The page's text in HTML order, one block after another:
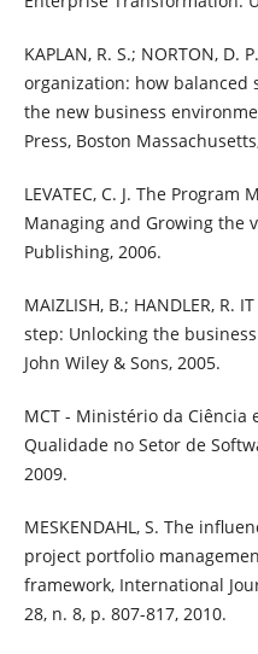
KAPLAN, R. S.; NORTON, D.
organization: how balanced
the new business
Press, Boston
LEVATEC, C. J. The
Managing and Growing the
Publishing, 2006.
MAIZLISH, B.; HANDLER,
step: Unlocking the
John Wiley & Sons, 2005.
MCT - Ministério da Ciência
Qualidade no Setor de
2009.
MESKENDAHL, S. The
project portfolio
framework, International
28, n. 8, p. 807-817, 2010.